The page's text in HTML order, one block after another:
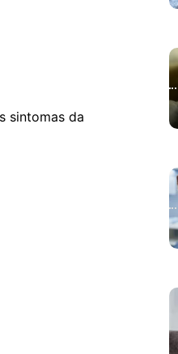
sintomas da